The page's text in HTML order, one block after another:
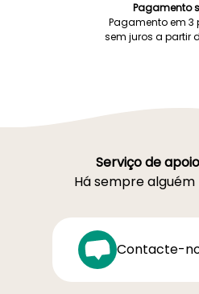
Pagamento
Pagamento em 3
sem juros a partir
Serviço de
Há sempre
Contacte-